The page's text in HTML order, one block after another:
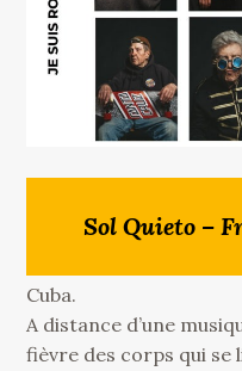
Sol Quieto –
Cuba.
A distance d’une
fièvre des corps qui se